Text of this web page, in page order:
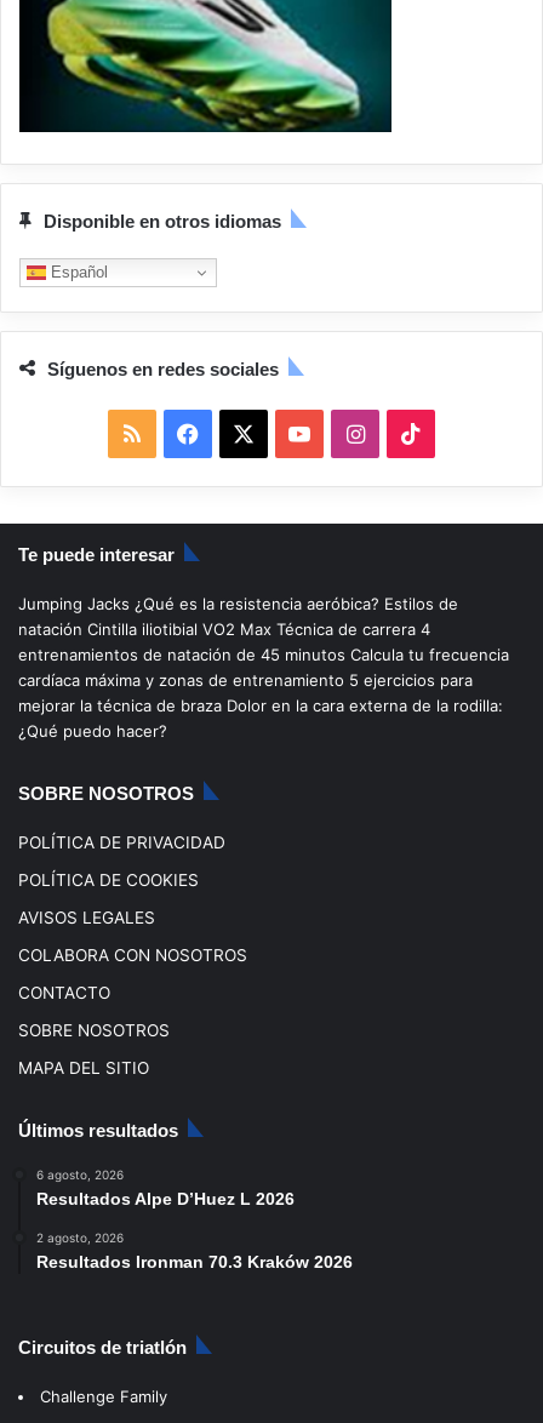
Disponible en otros idiomas
Español
Síguenos en redes sociales
S
S
a
c
b
o
o
u
u
b
I
n
s
a
g
i
k
o
k
Te puede interesar
Jumping Jacks ¿Qué es la resistencia aeróbica? Estilos de
natación Cintilla iliotibial VO2 Max Técnica de carrera 4
entrenamientos de natación de 45 minutos Calcula tu frecuencia
cardíaca máxima y zonas de entrenamiento 5 ejercicios para
mejorar la técnica de braza Dolor en la cara externa de la rodilla:
¿Qué puedo hacer?
SOBRE NOSOTROS
POLÍTICA DE PRIVACIDAD
POLÍTICA DE COOKIES
AVISOS LEGALES
COLABORA CON NOSOTROS
CONTACTO
SOBRE NOSOTROS
MAPA DEL SITIO
Últimos resultados
6 agosto, 2026
Resultados Alpe D’Huez L 2026
2 agosto, 2026
Resultados Ironman 70.3 Kraków 2026
Circuitos de triatlón
Challenge Family